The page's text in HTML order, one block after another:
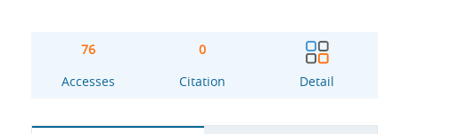
76
Accesses
0
Citation
Detail